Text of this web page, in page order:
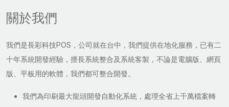
關於我們
我們是長彩科技POS，公司就在台中，我們提供在地化服務，已有二
十年系統開發經驗，擅長系統整合及系統客製，不論是電腦版、網頁
版、平板用的軟體，我們都可整合開發。
我們為印刷最大龍頭開發自動化系統，處理全省上千萬檔案轉